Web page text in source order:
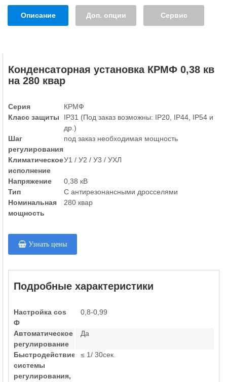
Описание Доп. опции Сервис
Конденсаторная установка КРМФ 0,38 кв
на 280 квар
Серия
КРМФ
Класс защиты
IP31 (Под заказ возможны: IP20, IP44, IP54 и
др.)
Шаг
регулирования
под заказ необходимая мощность
Климатическое
исполнение
У1 / У2 / У3 / УХЛ
Напряжение
0,38 кВ
Тип
С антирезонансными дросселями
Номинальная
мощность
280 квар
Узнать цены
Подробные характеристики
Настройка cos
Ф
0,8-0,99
Автоматическое
регулирование
Да
Быстродействие
системы
регулирования,
≤ 1/ 30сек.